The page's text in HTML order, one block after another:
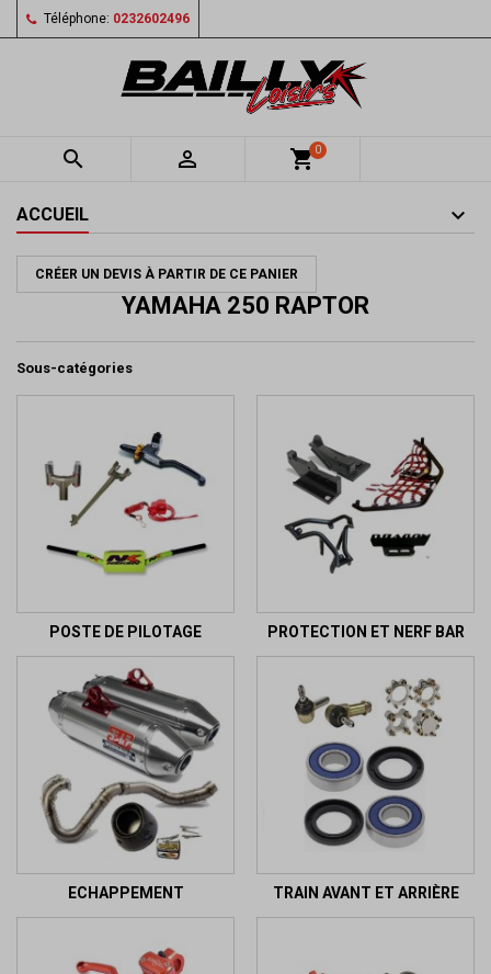
Téléphone: 0232602496
  shopping_cart0
ACCUEIL
CRÉER UN DEVIS À PARTIR DE CE PANIER
YAMAHA 250 RAPTOR
Sous-catégories
POSTE DE PILOTAGE PROTECTION ET NERF BAR
ECHAPPEMENT TRAIN AVANT ET ARRIÈRE